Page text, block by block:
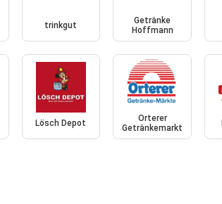
trinkgut
Getränke
Hoffmann
Lösch Depot
Orterer
Getränkemarkt